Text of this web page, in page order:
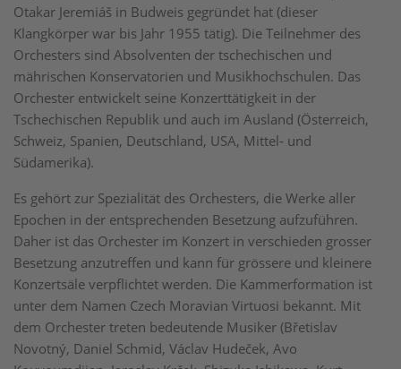
Otakar Jeremiáš in Budweis gegründet hat (dieser
Klangkörper war bis Jahr 1955 tätig). Die Teilnehmer des
Orchesters sind Absolventen der tschechischen und
mährischen Konservatorien und Musikhochschulen. Das
Orchester entwickelt seine Konzerttätigkeit in der
Tschechischen Republik und auch im Ausland (Österreich,
Schweiz, Spanien, Deutschland, USA, Mittel- und
Südamerika).
Es gehört zur Spezialität des Orchesters, die Werke aller
Epochen in der entsprechenden Besetzung aufzuführen.
Daher ist das Orchester im Konzert in verschieden grosser
Besetzung anzutreffen und kann für grössere und kleinere
Konzertsäle verpflichtet werden. Die Kammerformation ist
unter dem Namen Czech Moravian Virtuosi bekannt. Mit
dem Orchester treten bedeutende Musiker (Břetislav
Novotný, Daniel Schmid, Václav Hudeček, Avo